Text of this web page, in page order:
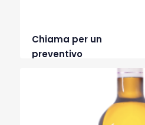
Chiama per un
preventivo